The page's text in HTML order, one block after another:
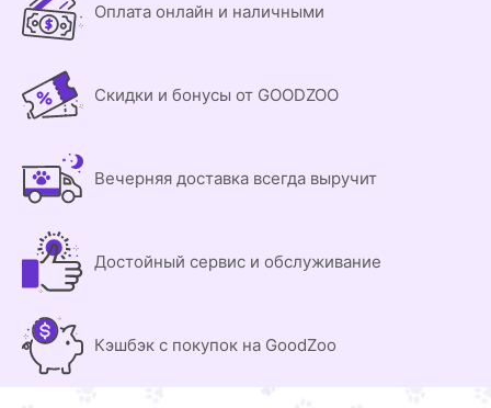
Оплата онлайн и наличными
Скидки и бонусы от GOODZOO
Вечерняя доставка всегда выручит
Достойный сервис и обслуживание
Кэшбэк с покупок на GoodZoo